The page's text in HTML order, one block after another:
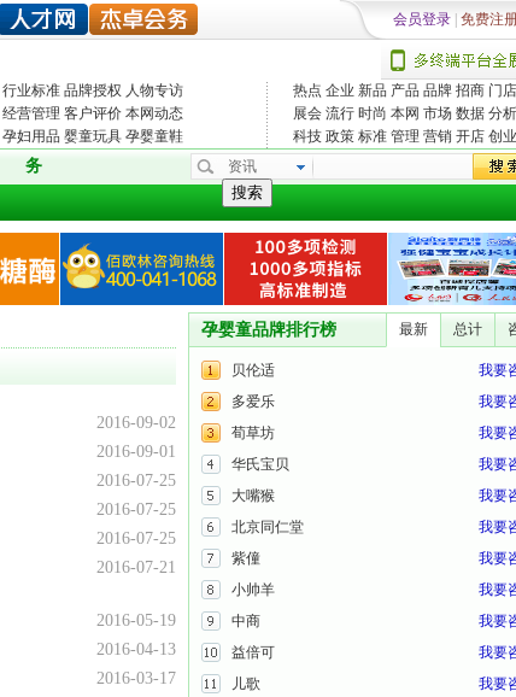
会员登录 免费注
行业标准 品牌授权 人物专访
经营管理 客户评价 本网动态
孕妇用品 婴童玩具 孕婴童鞋
热点 企业 新品 产品 品牌 招商 门店
展会 流行 时尚 本网 市场 数据 分析
科技 政策 标准 管理 营销 开店 创业
务 资讯
搜索
2016-09-02
2016-09-01
2016-07-25
2016-07-25
2016-07-25
2016-07-21
2016-05-19
2016-04-13
2016-03-17
孕婴童品牌排行榜 最新 总计
我要
贝伦适
我要
多爱乐
我要
荀草坊
我要
华氏宝贝
我要
大嘴猴
我要
北京同仁堂
我要
紫僮
我要
小帅羊
我要
中商
我要
益倍可
我要
儿歌